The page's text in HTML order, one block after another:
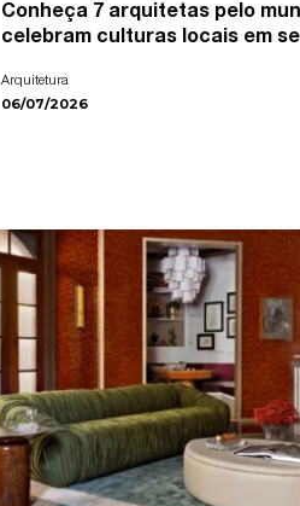
Conheça 7 arquitetas pelo
celebram culturas locais em
Arquitetura
06/07/2026